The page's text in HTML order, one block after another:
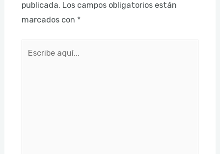
publicada. Los campos obligatorios están
marcados con *